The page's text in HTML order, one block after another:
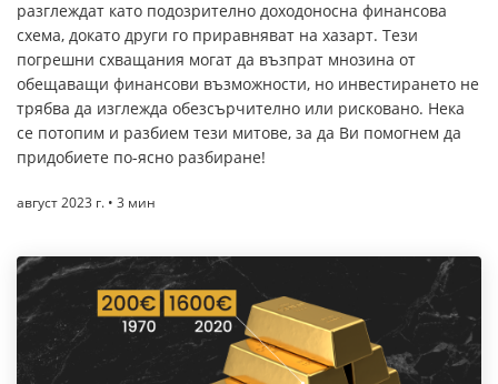
разглеждат като подозрително доходоносна финансова
схема, докато други го приравняват на хазарт. Тези
погрешни схващания могат да възпрат мнозина от
обещаващи финансови възможности, но инвестирането не
трябва да изглежда обезсърчително или рисковано. Нека
се потопим и разбием тези митове, за да Ви помогнем да
придобиете по-ясно разбиране!
август 2023 г. • 3 мин